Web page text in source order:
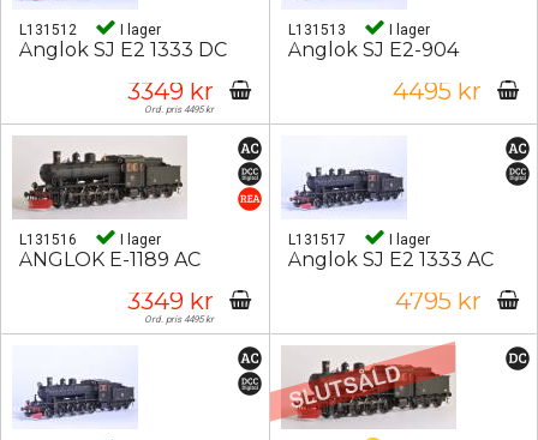
L131512 I lager
Ånglok SJ E2 1333 DC
3349 kr
Ord. pris 4495 kr
L131513 I lager
Ånglok SJ E2-904
4495 kr
L131516 I lager
ÅNGLOK E-1189 AC
3349 kr
Ord. pris 4495 kr
L131517 I lager
Ånglok SJ E2 1333 AC
4795 kr